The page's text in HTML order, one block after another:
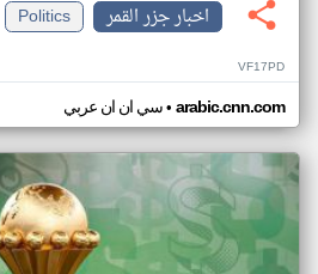
اخبار جزر القمر
Politics
VF17PD
سي ان ان عربي• arabic.cnn.com